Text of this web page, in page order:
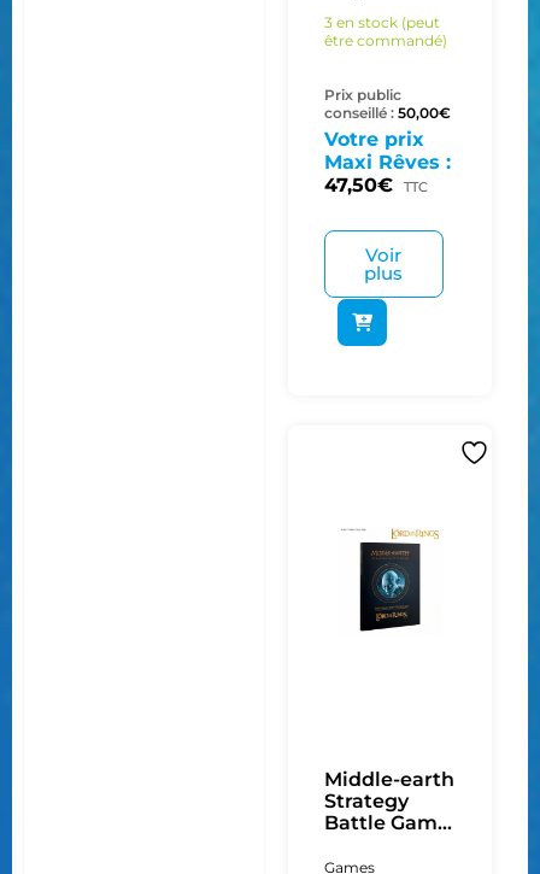
3 en stock (peut
être commandé)
Prix public
conseillé : 50,00€
Votre prix
Maxi Rêves :
47,50€ TTC
Voir
plus
Middle-earth
Strategy
Battle Gam...
Games